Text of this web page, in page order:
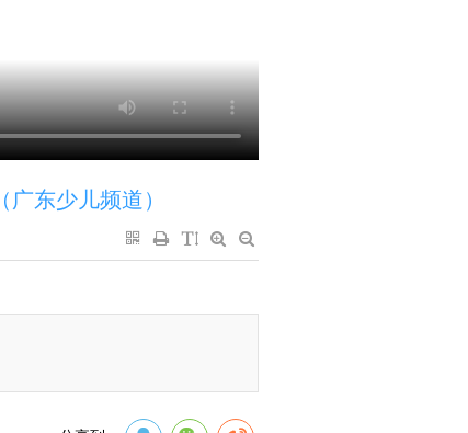
东少儿频道）